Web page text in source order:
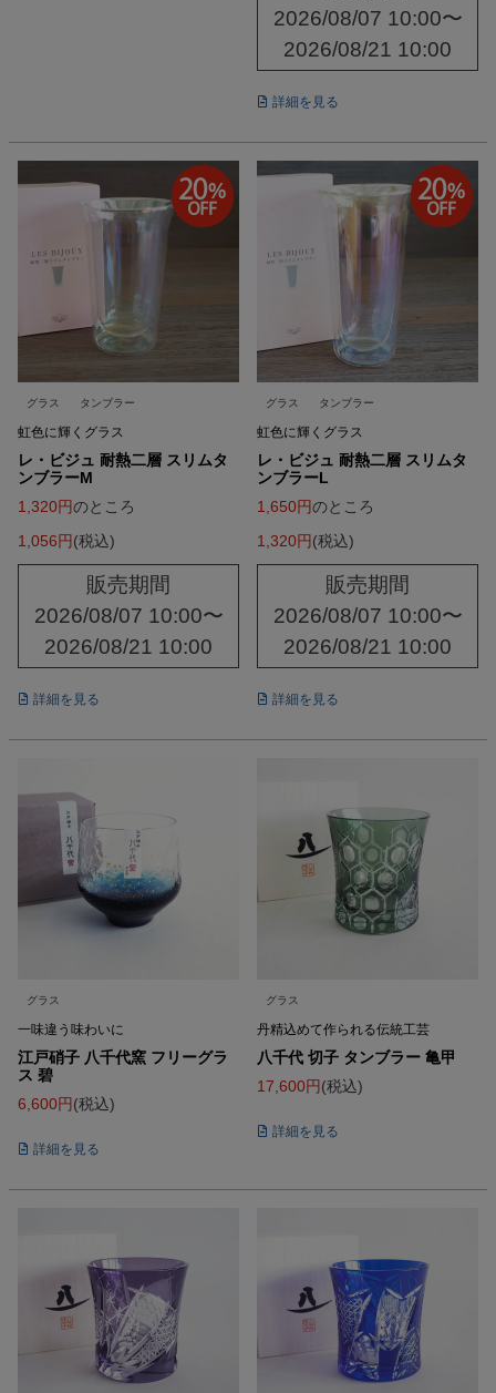
2026/08/07 10:00〜
2026/08/21 10:00
詳細を見る
グラス タンブラー
虹色に輝くグラス
レ・ビジュ 耐熱二層 スリムタ
ンブラーM
1,320
のところ
1,056
税込
販売期間
2026/08/07 10:00〜
2026/08/21 10:00
詳細を見る
グラス タンブラー
虹色に輝くグラス
レ・ビジュ 耐熱二層 スリムタ
ンブラーL
1,650
のところ
1,320
税込
販売期間
2026/08/07 10:00〜
2026/08/21 10:00
詳細を見る
グラス
一味違う味わいに
江戸硝子 八千代窯 フリーグラ
ス 碧
6,600
税込
詳細を見る
グラス
丹精込めて作られる伝統工芸
八千代 切子 タンブラー 亀甲
17,600
税込
詳細を見る